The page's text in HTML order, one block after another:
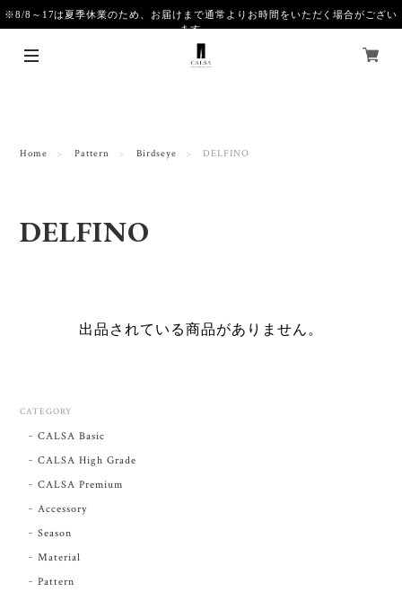
※8/8～17は夏季休業のため、お届けまで通常よりお時間をいただく場合がござい
ます。
Home Pattern Birdseye DELFINO
DELFINO
出品されている商品がありません。
CATEGORY
CALSA Basic
CALSA High Grade
CALSA Premium
Accessory
Season
Material
Pattern